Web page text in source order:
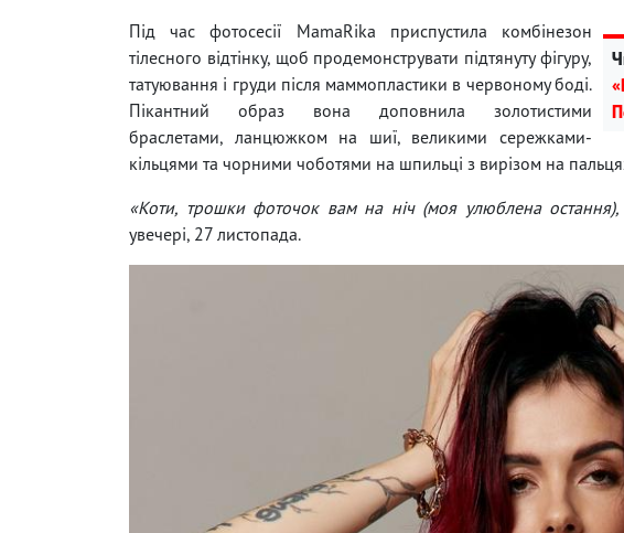
Під час фотосесії MamaRika приспустила комбінезон
тілесного відтінку, щоб продемонструвати підтянуту фігуру,
татуювання і груди після маммопластики в червоному боді.
Пікантний образ вона доповнила золотистими
браслетами, ланцюжком на шиї, великими сережками-
кільцями та чорними чоботями на шпильці з вирізом на
«Коти, трошки фоточок вам на ніч (моя улюблена
увечері, 27 листопада.